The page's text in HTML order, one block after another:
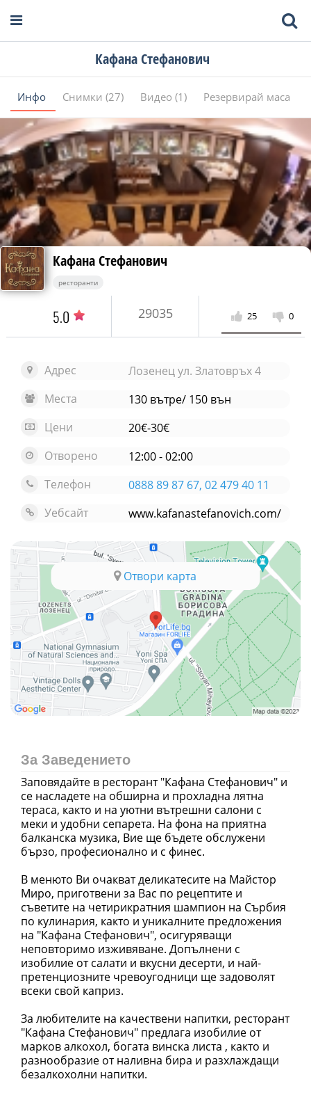
Кафана Стефанович
Инфо Снимки (27) Видео (1) Резервирай маса
Кафана Стефанович
ресторанти
5.0 29035 25 0
Адрес
Лозенец ул. Златовръх 4
Места
130 вътре/ 150 вън
Цени
20€-30€
Отворено
12:00 - 02:00
Телефон
0888 89 87 67, 02 479 40 11
Уебсайт
www.kafanastefanovich.com/
Отвори карта
За Заведението
Заповядайте в ресторант "Кафана Стефанович" и
се насладете на обширна и прохладна лятна
тераса, както и на уютни вътрешни салони с
меки и удобни сепарета. На фона на приятна
балканска музика, Вие ще бъдете обслужени
бързо, професионално и с финес.
В менюто Ви очакват деликатесите на Майстор
Миро, приготвени за Вас по рецептите и
съветите на четирикратния шампион на Сърбия
по кулинария, както и уникалните предложения
на "Кафана Стефанович", осигуряващи
неповторимо изживяване. Допълнени с
изобилие от салати и вкусни десерти, и най-
претенциозните чревоугодници ще задоволят
всеки свой каприз.
За любителите на качествени напитки, ресторант
"Кафана Стефанович" предлага изобилие от
марков алкохол, богата винска листа , както и
разнообразие от наливна бира и разхлаждащи
безалкохолни напитки.